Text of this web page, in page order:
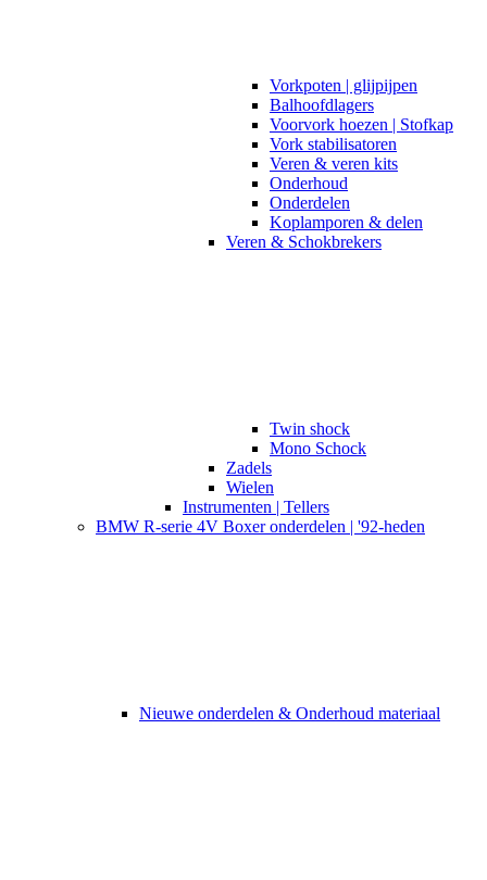
Vorkpoten | glijpijpen
Balhoofdlagers
Voorvork hoezen | Stofkap
Vork stabilisatoren
Veren & veren kits
Onderhoud
Onderdelen
Koplamporen & delen
Veren & Schokbrekers
Twin shock
Mono Schock
Zadels
Wielen
Instrumenten | Tellers
BMW R-serie 4V Boxer onderdelen | '92-heden
Nieuwe onderdelen & Onderhoud materiaal